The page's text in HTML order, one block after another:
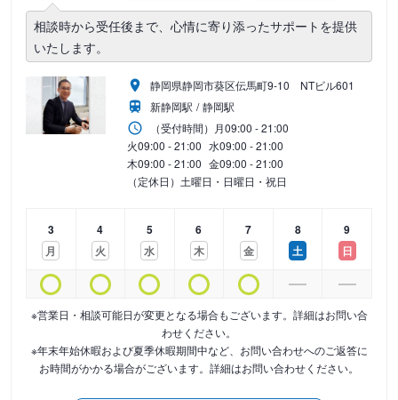
相談時から受任後まで、心情に寄り添ったサポートを提供
いたします。
静岡県静岡市葵区伝馬町9‐10 NTビル601
新静岡駅
静岡駅
（受付時間） 月09:00 - 21:00
火09:00 - 21:00 水09:00 - 21:00
木09:00 - 21:00 金09:00 - 21:00
（定休日）土曜日・日曜日・祝日
3
月
4
火
5
水
6
木
7
金
8
土
9
日
※営業日・相談可能日が変更となる場合もございます。詳細はお問い合
わせください。
※年末年始休暇および夏季休暇期間中など、お問い合わせへのご返答に
お時間がかかる場合がございます。詳細はお問い合わせください。